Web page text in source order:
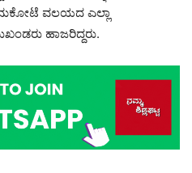
ವಲಯದ ಎಲ್ಲಾ
ಹಾಜರಿದ್ದರು.